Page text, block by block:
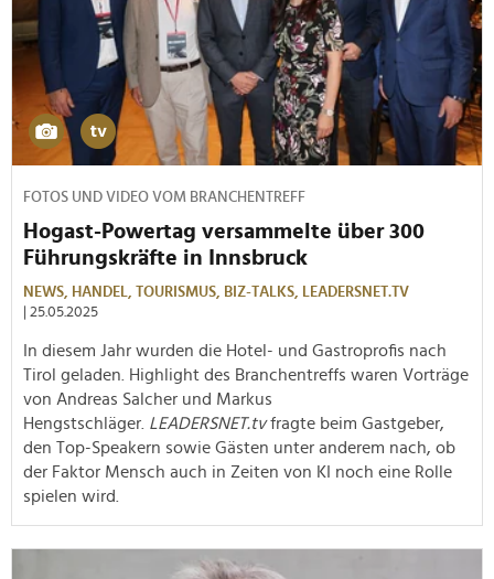
FOTOS UND VIDEO VOM BRANCHENTREFF
Hogast-Powertag versammelte über 300
Führungskräfte in Innsbruck
NEWS, HANDEL, TOURISMUS, BIZ-TALKS, LEADERSNET.TV
| 25.05.2025
In diesem Jahr wurden die Hotel- und Gastroprofis nach
Tirol geladen. Highlight des Branchentreffs waren Vorträge
von Andreas Salcher und Markus
Hengstschläger. LEADERSNET.tvfragte beim Gastgeber,
den Top-Speakern sowie Gästen unter anderem nach, ob
der Faktor Mensch auch in Zeiten von KI noch eine Rolle
spielen wird.